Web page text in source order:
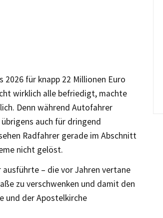
für knapp 22 Millionen Euro
wirklich alle befriedigt, machte
Denn während Autofahrer
auch für dringend
Radfahrer gerade im Abschnitt
nicht gelöst.
– die vor Jahren vertane
zu verschwenken und damit den
und der Apostelkirche